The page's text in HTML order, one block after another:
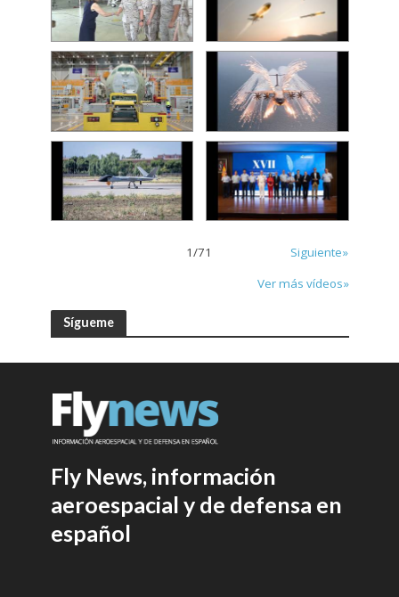
1/71
Siguiente»
Ver más vídeos»
Sígueme
Fly News, información
aeroespacial y de defensa en
español